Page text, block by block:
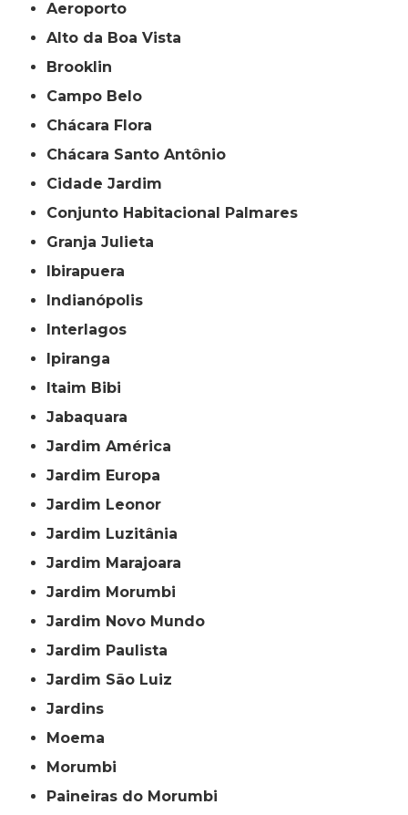
Aeroporto
Alto da Boa Vista
Brooklin
Campo Belo
Chácara Flora
Chácara Santo Antônio
Cidade Jardim
Conjunto Habitacional Palmares
Granja Julieta
Ibirapuera
Indianópolis
Interlagos
Ipiranga
Itaim Bibi
Jabaquara
Jardim América
Jardim Europa
Jardim Leonor
Jardim Luzitânia
Jardim Marajoara
Jardim Morumbi
Jardim Novo Mundo
Jardim Paulista
Jardim São Luiz
Jardins
Moema
Morumbi
Paineiras do Morumbi